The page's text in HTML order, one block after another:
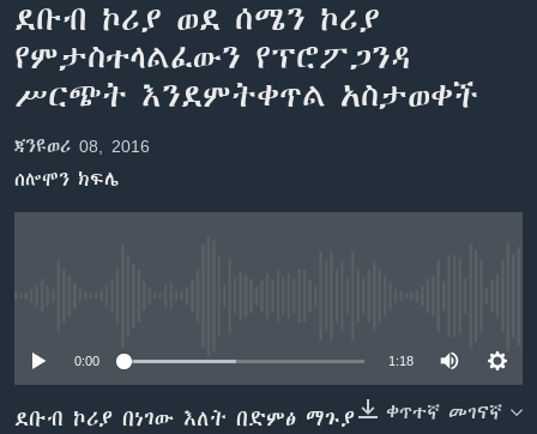
ወደ
ዋናው
ይዘት
እለፍ
ወደ
ዋናው
አሜሪካ
ከምሽቱ ሦስት ሰዓት የአማርኛ ዜና
ቪዲዮ
ክምችት
ቋንቋዎች
ደቡብ ኮሪያ ወደ ሰሜን ኮሪያ
የምታስተላልፈውን የፕሮፖጋንዳ
ሥርጭት እንደምትቀጥል አስታወቀች
ጃንዩወሪ 08, 2016
ሰሎሞን ክፍሌ
0:00 1:18
ቀጥተኛ መገናኛ
ደቡብ ኮሪያ በነገው እለት በድምፅ ማጉያ